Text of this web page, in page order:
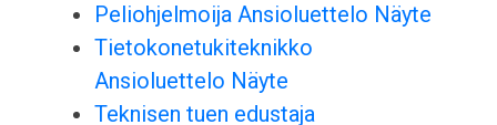
Peliohjelmoija Ansioluettelo Näyte
Tietokonetukiteknikko
Ansioluettelo Näyte
Teknisen tuen edustaja